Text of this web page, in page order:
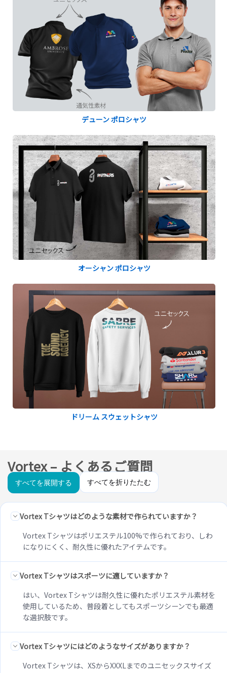
デューン ポロシャツ
オーシャン ポロシャツ
ドリーム スウェットシャツ
Vortex – よくあるご質問
すべてを展開する すべてを折りたたむ
Vortex Tシャツはどのような素材で作られていますか？
Vortex Tシャツはポリエステル100%で作られており、しわ
になりにくく、耐久性に優れたアイテムです。
Vortex Tシャツはスポーツに適していますか？
はい、Vortex Tシャツは耐久性に優れたポリエステル素材を
使用しているため、普段着としてもスポーツシーンでも最適
な選択肢です。
Vortex Tシャツにはどのようなサイズがありますか？
Vortex Tシャツは、XSからXXXLまでのユニセックスサイズ